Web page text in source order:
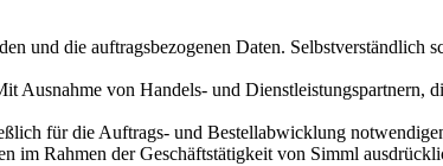
und die auftragsbezogenen Daten. Selbstverständlich
Ausnahme von Handels- und
für die Auftrags- und Bestellabwicklung
im Rahmen der Geschäftstätigkeit von Simml